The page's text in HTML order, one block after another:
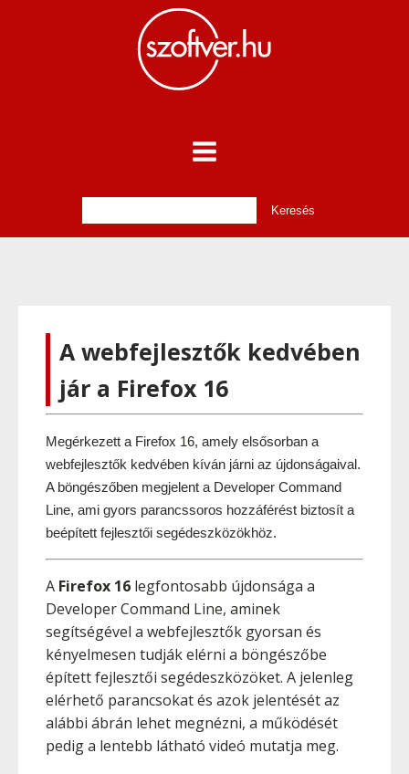
A webfejlesztők kedvében
jár a Firefox 16
Megérkezett a Firefox 16, amely elsősorban a
webfejlesztők kedvében kíván járni az újdonságaival.
A böngészőben megjelent a Developer Command
Line, ami gyors parancssoros hozzáférést biztosít a
beépített fejlesztői segédeszközökhöz.
A Firefox 16 legfontosabb újdonsága a
Developer Command Line, aminek
segítségével a webfejlesztők gyorsan és
kényelmesen tudják elérni a böngészőbe
épített fejlesztői segédeszközöket. A jelenleg
elérhető parancsokat és azok jelentését az
alábbi ábrán lehet megnézni, a működését
pedig a lentebb látható videó mutatja meg.